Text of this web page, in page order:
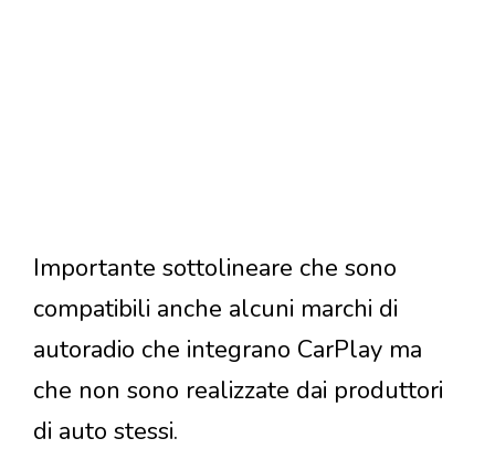
Importante sottolineare che sono
compatibili anche alcuni marchi di
autoradio che integrano CarPlay ma
che non sono realizzate dai produttori
di auto stessi.